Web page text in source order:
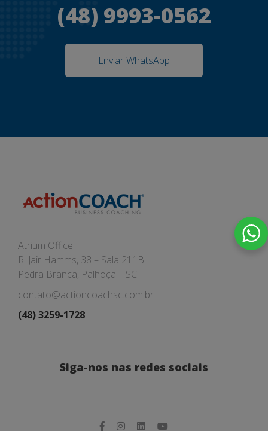
(48) 9993-0562
Enviar WhatsApp
Atrium Office
R. Jair Hamms, 38 – Sala 211B
Pedra Branca, Palhoça – SC
contato@actioncoachsc.com.br
(48) 3259-1728
Siga-nos nas redes sociais